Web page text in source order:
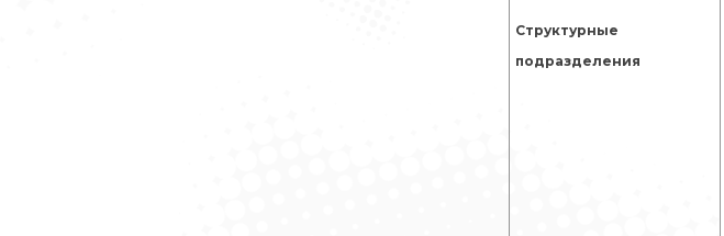
Структурные
подразделения